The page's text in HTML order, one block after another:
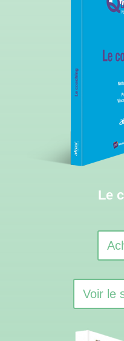
Le
Voir le